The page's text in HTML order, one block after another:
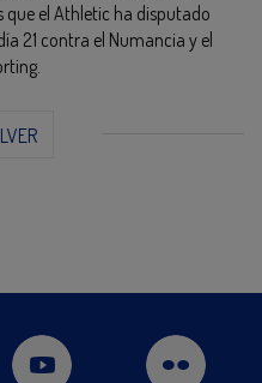
el Athletic ha disputado
21 contra el Numancia y el